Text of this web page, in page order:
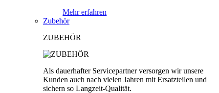
Mehr erfahren
Zubehör
ZUBEHÖR
Als dauerhafter Servicepartner versorgen wir unsere
Kunden auch nach vielen Jahren mit Ersatzteilen und
sichern so Langzeit-Qualität.